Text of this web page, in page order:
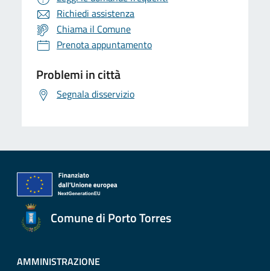
Richiedi assistenza
Chiama il Comune
Prenota appuntamento
Problemi in città
Segnala disservizio
Comune di Porto Torres
AMMINISTRAZIONE